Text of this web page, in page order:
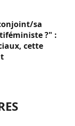
sa
?" :
cette